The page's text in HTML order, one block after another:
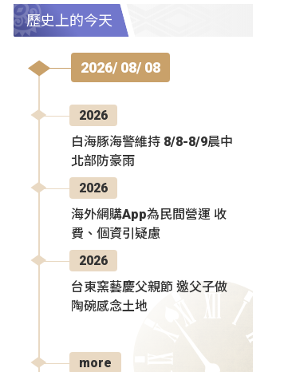
歷史上的今天
2026/ 08/ 08
2026
白海豚海警維持 8/8-8/9晨中
北部防豪雨
2026
海外網購App為民間營運 收
費、個資引疑慮
2026
台東窯藝慶父親節 邀父子做
陶碗感念土地
more